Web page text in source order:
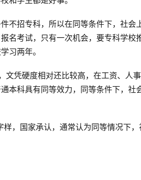
不招专科，所以在同等条件下，社会
名考试，只有一次机会，要专科学校
习两年。
文凭硬度相对还比较高，在工资、人
本科具有同等效力，同等条件下，社
，国家承认，通常认为同等情况下，